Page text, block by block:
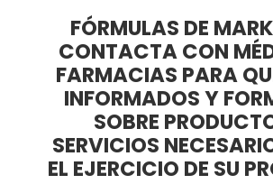
FÓRMULAS DE
CONTACTA CON
FARMACIAS PARA
INFORMADOS Y
SOBRE
SERVICIOS
EL EJERCICIO DE SU